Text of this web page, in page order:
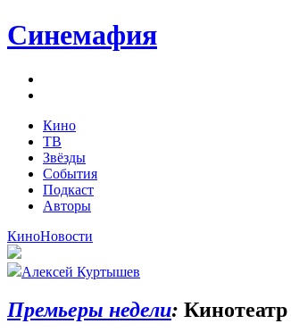
Синемафия
Кино
ТВ
Звёзды
События
Подкаст
Авторы
КиноНовости
Алексей Куртышев
Премьеры недели: